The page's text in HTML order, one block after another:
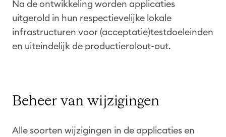
Na de ontwikkeling worden applicaties
uitgerold in hun respectievelijke lokale
infrastructuren voor (acceptatie)testdoeleinden
en uiteindelijk de productierolout-out.
Beheer van wijzigingen
Alle soorten wijzigingen in de applicaties en